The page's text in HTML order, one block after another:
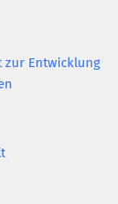
zur Entwicklung